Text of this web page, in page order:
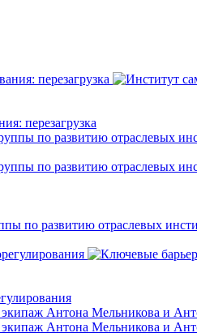
перезагрузка
по развитию отраслевых